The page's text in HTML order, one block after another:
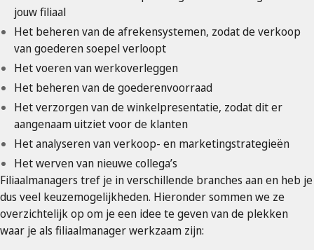
jouw filiaal
Het beheren van de afrekensystemen, zodat de verkoop
van goederen soepel verloopt
Het voeren van werkoverleggen
Het beheren van de goederenvoorraad
Het verzorgen van de winkelpresentatie, zodat dit er
aangenaam uitziet voor de klanten
Het analyseren van verkoop- en marketingstrategieën
Het werven van nieuwe collega’s
Filiaalmanagers tref je in verschillende branches aan en heb je
dus veel keuzemogelijkheden. Hieronder sommen we ze
overzichtelijk op om je een idee te geven van de plekken
waar je als filiaalmanager werkzaam zijn: